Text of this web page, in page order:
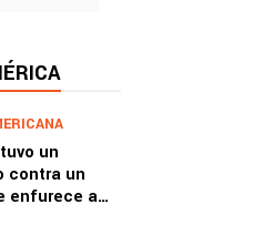
un
contra un
enfurece a